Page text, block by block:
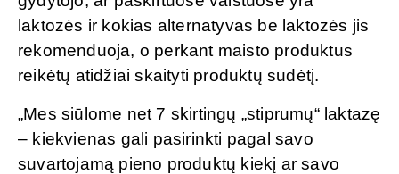
laktozės ir kokias alternatyvas be laktozės jis
rekomenduoja, o perkant maisto produktus
reikėtų atidžiai skaityti produktų sudėtį.
„Mes siūlome net 7 skirtingų „stiprumų“ laktazę
– kiekvienas gali pasirinkti pagal savo
suvartojamą pieno produktų kiekį ar savo